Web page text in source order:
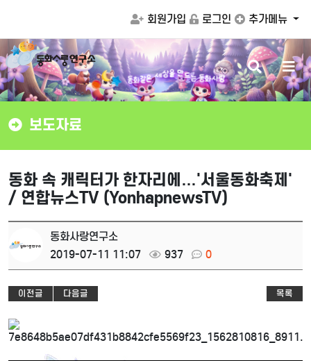
회원가입 로그인 추가메뉴
동화같은 세상을 만드는 동화사랑
검
색
버
튼
메
뉴
버
튼
보도자료
동화 속 캐릭터가 한자리에…'서울동화축제'
/ 연합뉴스TV (YonhapnewsTV)
동화사랑연구소
2019-07-11 11:07
937 0
이전글 다음글 목록